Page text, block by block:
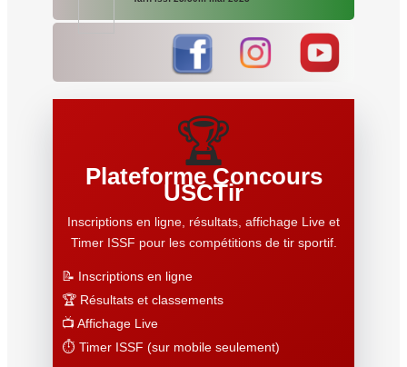
🏆
Plateforme Concours
USCTir
Inscriptions en ligne, résultats, affichage Live et
Timer ISSF pour les compétitions de tir sportif.
📝 Inscriptions en ligne
🏆 Résultats et classements
📺 Affichage Live
⏱️ Timer ISSF (sur mobile seulement)